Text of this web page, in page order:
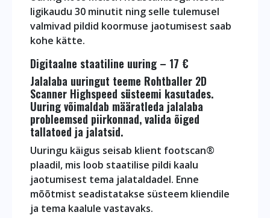
ligikaudu 30 minutit ning selle tulemusel
valmivad pildid koormuse jaotumisest saab
kohe kätte.
Digitaalne staatiline uuring – 17 €
Jalalaba uuringut teeme Rohtballer 2D
Scanner Highspeed süsteemi kasutades.
Uuring võimaldab määratleda jalalaba
probleemsed piirkonnad, valida õiged
tallatoed ja jalatsid.
Uuringu käigus seisab klient footscan®
plaadil, mis loob staatilise pildi kaalu
jaotumisest tema jalataldadel. Enne
mõõtmist seadistatakse süsteem kliendile
ja tema kaalule vastavaks.